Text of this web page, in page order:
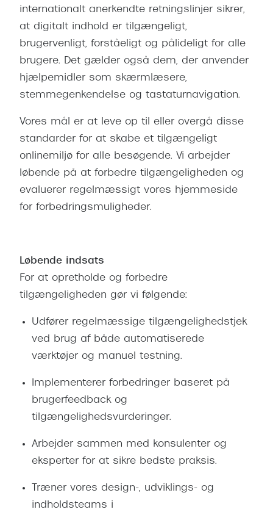
Bedste brilleglas
Nikon brilleglas
Transitions®
Stellest® til børn
Tilskud til briller
Form og farve
Ansigtsform og briller
Pilotbriller
Gennemsigtige briller
Røde briller
Ray-Ban
Oakley
Emporio Armani
Prada
Polo
Prada
Burberry
internationalt anerkendte retningslinjer sikrer,
at digitalt indhold er tilgængeligt,
brugervenligt, forståeligt og pålideligt for alle
brugere. Det gælder også dem, der anvender
hjælpemidler som skærmlæsere,
stemmegenkendelse og tastaturnavigation.
Vores mål er at leve op til eller overgå disse
standarder for at skabe et tilgængeligt
onlinemiljø for alle besøgende. Vi arbejder
løbende på at forbedre tilgængeligheden og
evaluerer regelmæssigt vores hjemmeside
for forbedringsmuligheder.
Løbende indsats
For at opretholde og forbedre
tilgængeligheden gør vi følgende:
Udfører regelmæssige tilgængelighedstjek
ved brug af både automatiserede
værktøjer og manuel testning.
Implementerer forbedringer baseret på
brugerfeedback og
tilgængelighedsvurderinger.
Arbejder sammen med konsulenter og
eksperter for at sikre bedste praksis.
Træner vores design-, udviklings- og
indholdsteams i